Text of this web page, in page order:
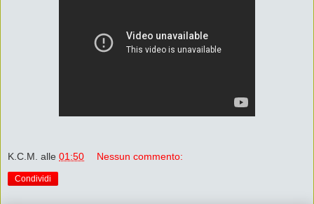
K.C.M. alle 01:50 Nessun commento:
Condividi